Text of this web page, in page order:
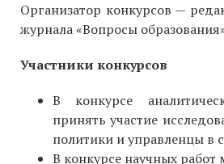
Организатор конкурсов —
журнала «Вопросы
Участники конкурсов
В конкурсе
принять участие
политики и управленцы в
В конкурсе научных